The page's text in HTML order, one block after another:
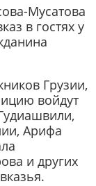
Мусатова
в гостях у
Грузии,
войдут
Арифа
и других